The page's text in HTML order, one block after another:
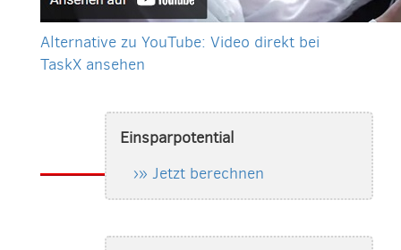
Alternative zu YouTube: Video direkt bei
TaskX ansehen
Einsparpotential
›» Jetzt berechnen